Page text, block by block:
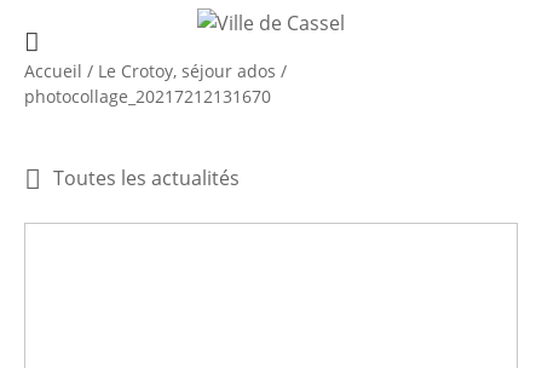
Accueil / Le Crotoy, séjour ados /
photocollage_20217212131670
Toutes les actualités